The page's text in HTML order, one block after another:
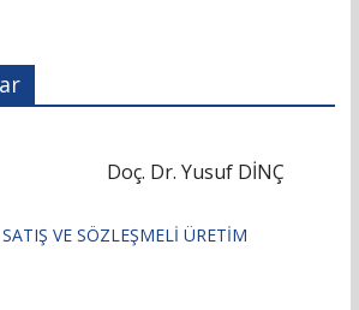
Doç. Dr. Yusuf DİNÇ
VE SÖZLEŞMELİ ÜRETİM